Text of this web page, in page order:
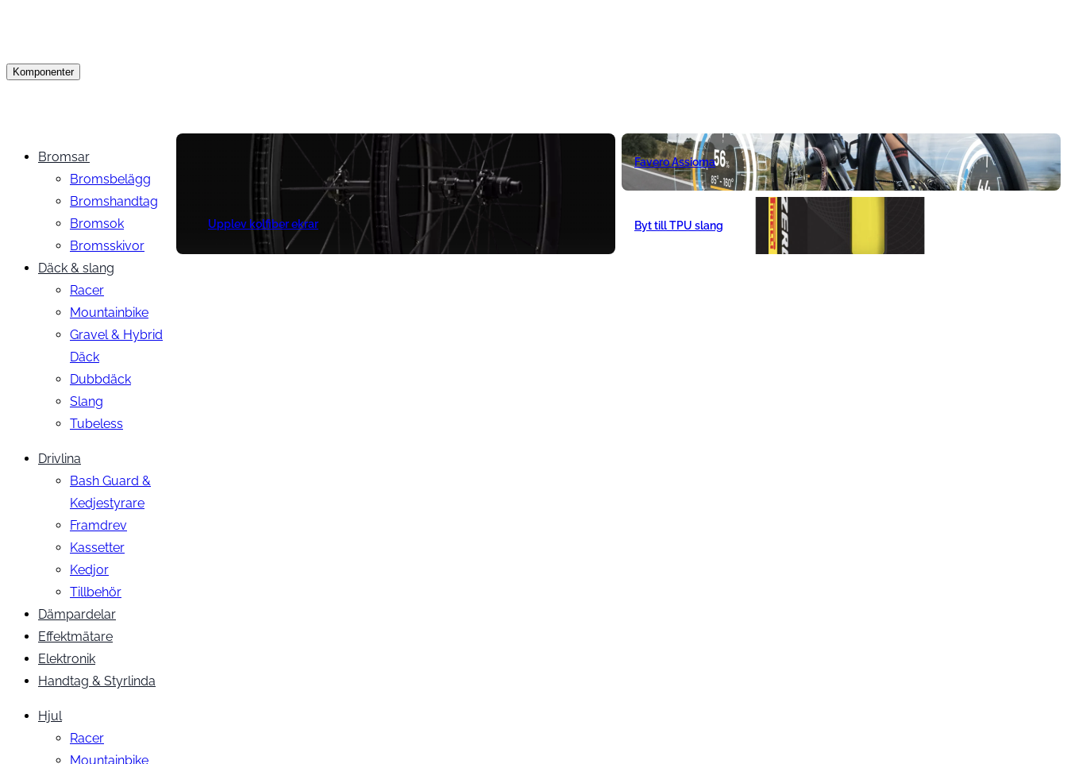
Komponenter
Bromsar
Bromsbelägg
Bromshandtag
Bromsok
Bromsskivor
Däck & slang
Racer
Mountainbike
Gravel & Hybrid
Däck
Dubbdäck
Slang
Tubeless
Drivlina
Bash Guard &
Kedjestyrare
Framdrev
Kassetter
Kedjor
Tillbehör
Dämpardelar
Effektmätare
Elektronik
Handtag & Styrlinda
Hjul
Racer
Mountainbike
Upplev kolfiber ekrar
Favero Assioma
Byt till TPU slang